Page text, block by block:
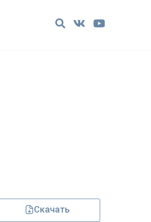
Скачать